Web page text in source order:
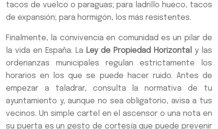
tacos de vuelco o paraguas; para ladrillo hueco, tacos
de expansión; para hormigón, los más resistentes.
Finalmente, la convivencia en comunidad es un pilar de
la vida en España. La Ley de Propiedad Horizontal
y las
ordenanzas municipales regulan estrictamente los
horarios en los que se puede hacer ruido. Antes de
empezar a taladrar, consulta la normativa de tu
ayuntamiento y, aunque no sea obligatorio, avisa a tus
vecinos. Un simple cartel en el ascensor o una nota en
su puerta es un gesto de cortesía que puede prevenir